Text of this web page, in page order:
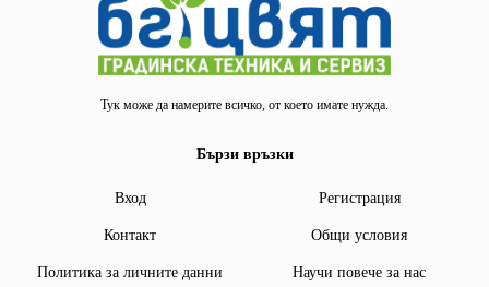
Тук може да намерите всичко, от което имате нужда.
Бързи връзки
Вход Регистрация
Контакт Общи условия
Политика за личните данни Научи повече за нас